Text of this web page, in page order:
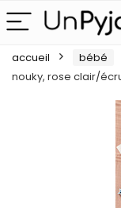
accueil bébé
nouky, rose clair/